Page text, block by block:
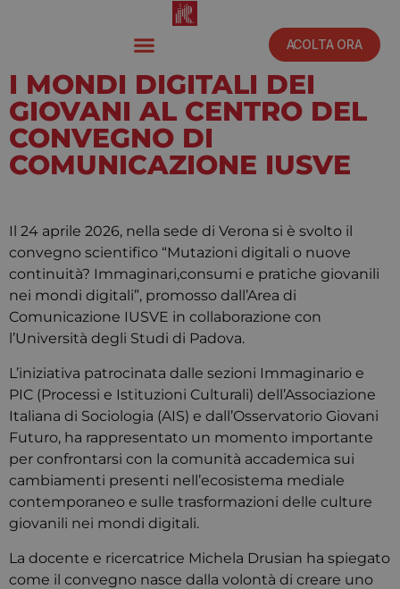
ACOLTA ORA
I MONDI DIGITALI DEI
GIOVANI AL CENTRO DEL
CONVEGNO DI
COMUNICAZIONE IUSVE
Il 24 aprile 2026, nella sede di Verona si è svolto il
convegno scientifico “Mutazioni digitali o nuove
continuità? Immaginari,consumi e pratiche giovanili
nei mondi digitali”, promosso dall’Area di
Comunicazione IUSVE in collaborazione con
l’Università degli Studi di Padova.
L’iniziativa patrocinata dalle sezioni Immaginario e
PIC (Processi e Istituzioni Culturali) dell’Associazione
Italiana di Sociologia (AIS) e dall’Osservatorio Giovani
Futuro, ha rappresentato un momento importante
per confrontarsi con la comunità accademica sui
cambiamenti presenti nell’ecosistema mediale
contemporaneo e sulle trasformazioni delle culture
giovanili nei mondi digitali.
La docente e ricercatrice Michela Drusian ha spiegato
come il convegno nasce dalla volontà di creare uno